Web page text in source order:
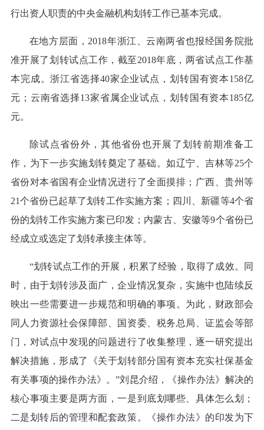
行出资人职责的中央金融机构划转工作已基本完成。
在地方层面，2018年浙江、云南两省也报经国务院批
准开展了划转试点工作，截至2018年底，两省试点工作基
本完成。浙江省选择40家企业试点，划转国有资本158亿
元；云南省选择13家省属企业试点，划转国有资本185亿
元。
除试点省份外，其他省份也开展了划转前期准备工
作，为下一步实施划转奠定了基础。如辽宁、吉林等25个
省份对本省国有企业情况进行了全面摸排；广西、贵州等
21个省份已起草了划转工作实施方案；四川、新疆等4个省
份的划转工作实施方案已印发；内蒙古、安徽等9个省份已
经成立或选定了划转承接主体等。
“划转试点工作的开展，积累了经验，取得了成效。同
时，由于划转涉及面广，企业情况复杂，实施中也陆续反
映出一些需要进一步规范和明确的事项。为此，财政部会
同人力资源社会保障部、国资委、税务总局、证监会等部
门，对试点中发现的问题进行了收集整理，逐一研究提出
解决措施，形成了《关于划转部分国有资本充实社保基金
有关事项的操作办法》。”刘昆介绍，《操作办法》解决的
核心事项主要是两方面，一是到底划哪些、具体怎么划；
二是划转后的管理和配套政策。《操作办法》的印发为下